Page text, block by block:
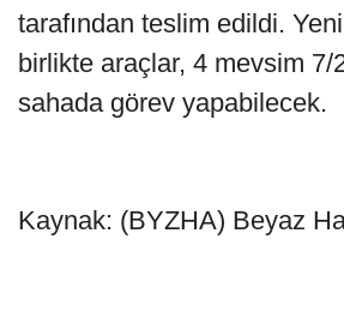
tarafından teslim edildi.
birlikte araçlar, 4 mevsim 7/
sahada görev yapabilecek.
Kaynak: (BYZHA) Beyaz